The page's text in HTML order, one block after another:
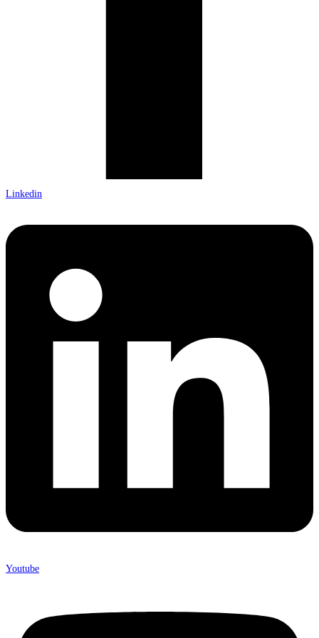
Linkedin
Youtube